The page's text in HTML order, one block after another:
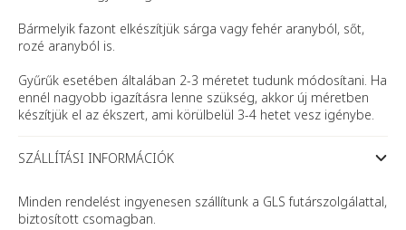
Bármelyik fazont elkészítjük sárga vagy fehér aranyból, sőt,
rozé aranyból is.
Gyűrűk esetében általában 2-3 méretet tudunk módosítani. Ha
ennél nagyobb igazításra lenne szükség, akkor új méretben
készítjük el az ékszert, ami körülbelül 3-4 hetet vesz igénybe.
SZÁLLÍTÁSI INFORMÁCIÓK
Minden rendelést ingyenesen szállítunk a GLS futárszolgálattal,
biztosított csomagban.